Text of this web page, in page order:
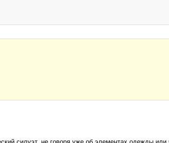
силуэт, не говоря уже об элементах одежды или